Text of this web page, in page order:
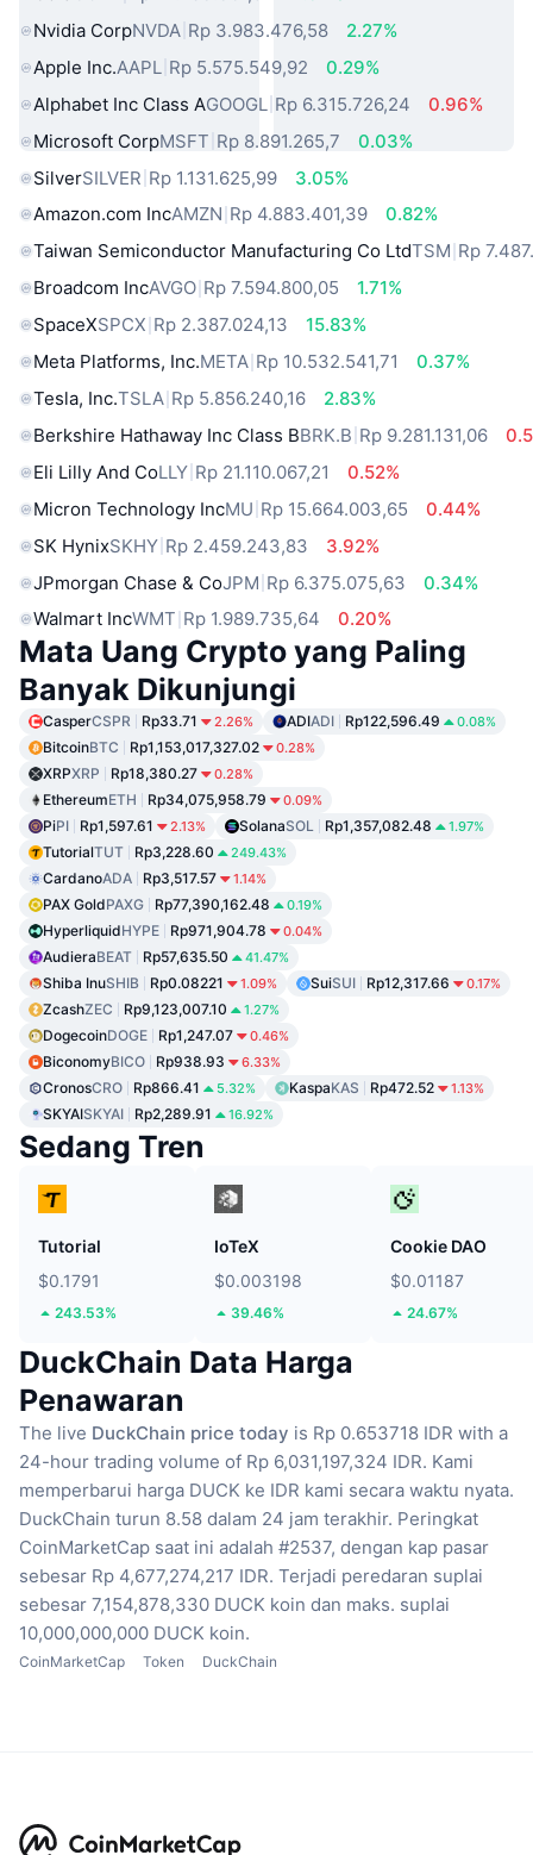
Nvidia CorpNVDA Rp 3.983.476,58
2.27%
Apple Inc.AAPL Rp 5.575.549,92
0.29%
Alphabet Inc Class AGOOGL Rp 6.315.726,24
0.96%
Microsoft CorpMSFT Rp 8.891.265,7
0.03%
SilverSILVER Rp 1.131.625,99
3.05%
Amazon.com IncAMZN Rp 4.883.401,39
0.82%
Taiwan Semiconductor Manufacturing Co LtdTSM Rp
Broadcom IncAVGO Rp 7.594.800,05
1.71%
SpaceXSPCX Rp 2.387.024,13
15.83%
Meta Platforms, Inc.META Rp 10.532.541,71
0.37%
Tesla, Inc.TSLA Rp 5.856.240,16
2.83%
Berkshire Hathaway Inc Class BBRK.B Rp 9.281.131,06
Eli Lilly And CoLLY Rp 21.110.067,21
0.52%
Micron Technology IncMU Rp 15.664.003,65
0.44%
SK HynixSKHY Rp 2.459.243,83
3.92%
JPmorgan Chase & CoJPM Rp 6.375.075,63
0.34%
Walmart IncWMT Rp 1.989.735,64 0.20%
Mata Uang Crypto yang Paling
Banyak Dikunjungi
CasperCSPR Rp33.71 2.26% ADIADI Rp122,596.49 0.08%
BitcoinBTC Rp1,153,017,327.02 0.28%
XRPXRP Rp18,380.27 0.28%
EthereumETH Rp34,075,958.79 0.09%
PiPI Rp1,597.61 2.13% SolanaSOL Rp1,357,082.48 1.97%
TutorialTUT Rp3,228.60 249.43%
CardanoADA Rp3,517.57 1.14%
PAX GoldPAXG Rp77,390,162.48 0.19%
HyperliquidHYPE Rp971,904.78 0.04%
AudieraBEAT Rp57,635.50 41.47%
Shiba InuSHIB Rp0.08221 1.09% SuiSUI Rp12,317.66 0.17%
ZcashZEC Rp9,123,007.10 1.27%
DogecoinDOGE Rp1,247.07 0.46%
BiconomyBICO Rp938.93 6.33%
CronosCRO Rp866.41 5.32% KaspaKAS Rp472.52 1.13%
SKYAISKYAI Rp2,289.91 16.92%
Sedang Tren
Tutorial
$0.1791
243.53%
IoTeX
$0.003198
39.46%
Cookie DAO
$0.01187
24.67%
DuckChain Data Harga
Penawaran
The live DuckChain price today is Rp 0.653718 IDR with a
24-hour trading volume of Rp 6,031,197,324 IDR. Kami
memperbarui harga DUCK ke IDR kami secara waktu nyata.
DuckChain turun 8.58 dalam 24 jam terakhir. Peringkat
CoinMarketCap saat ini adalah #2537, dengan kap pasar
sebesar Rp 4,677,274,217 IDR. Terjadi peredaran suplai
sebesar 7,154,878,330 DUCK koin dan maks. suplai
10,000,000,000 DUCK koin.
CoinMarketCap Token DuckChain